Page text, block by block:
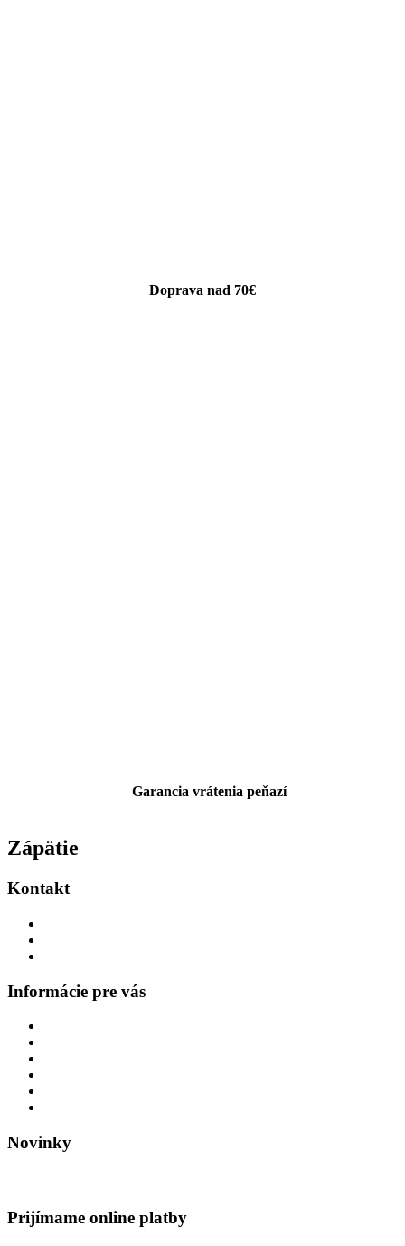
Doprava nad 70€
Garancia vrátenia peňazí
Zápätie
Kontakt
Informácie pre vás
Novinky
Prijímame online platby